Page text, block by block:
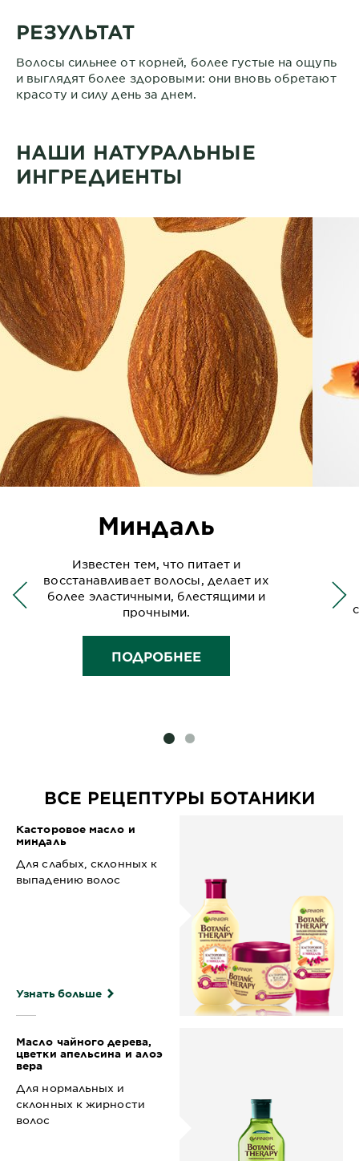
РЕЗУЛЬТАТ
Волосы сильнее от корней, более густые на ощупь
и выглядят более здоровыми: они вновь обретают
красоту и силу день за днем.
НАШИ НАТУРАЛЬНЫЕ
ИНГРЕДИЕНТЫ
Миндаль
Известен тем, что питает и
восстанавливает волосы, делает их
более эластичными, блестящими и
прочными.
ПОДРОБНЕЕ
SLIDE 1SLIDE 2
ВСЕ РЕЦЕПТУРЫ БОТАНИКИ
Касторовое масло и
миндаль
Для слабых, склонных к
выпадению волос
Узнать больше
Масло чайного дерева,
цветки апельсина и алоэ
вера
Для нормальных и
склонных к жирности
волос